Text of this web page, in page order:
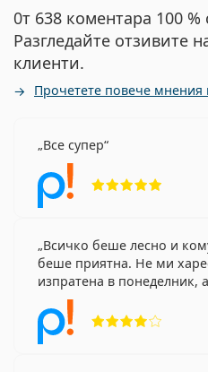
0т 638 коментара 100
Разгледайте отзивите
клиенти.
Прочетете повече мнения
Все супер
Всичко беше лесно и
беше приятна. Не ми
изпратена в понеделник,